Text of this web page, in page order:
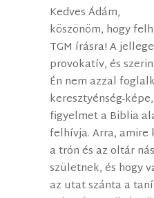
Kedves Ádám,
köszönöm, hogy
TGM írásra! A
provokatív, és
Én nem azzal
keresztyénség-
figyelmet a Biblia
felhívja. Arra,
a trón és az oltár
születnek, és hogy
az utat szánta a